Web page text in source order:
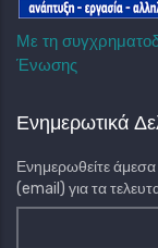
Με τη
Ένωσης
Ενημερωτικά
Ενημερωθείτε
(email) για τα